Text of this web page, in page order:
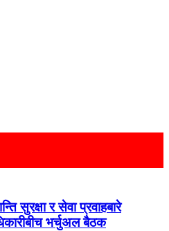
सुरक्षा र सेवा प्रवाहबारे
भर्चुअल बैठक